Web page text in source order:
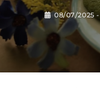
08/07/2025 -